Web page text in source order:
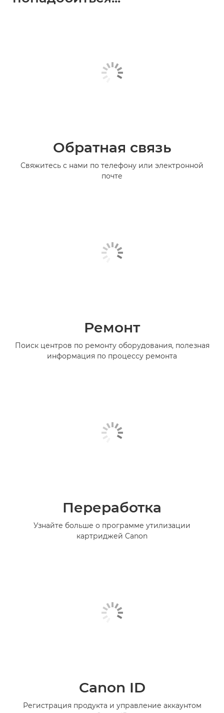
Обратная связь
Свяжитесь с нами по телефону или электронной
почте
Ремонт
Поиск центров по ремонту оборудования, полезная
информация по процессу ремонта
Переработка
Узнайте больше о программе утилизации
картриджей Canon
Canon ID
Регистрация продукта и управление аккаунтом